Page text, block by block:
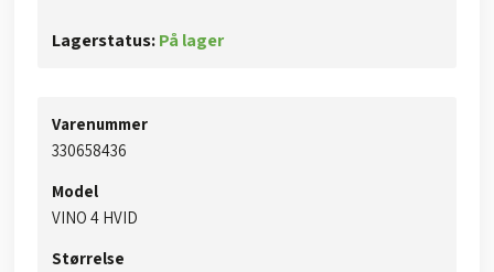
Lagerstatus:På lager
Varenummer
​​​​330658436​
Model
​VINO 4 HVID​
Størrelse